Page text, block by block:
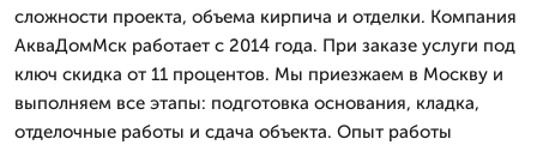
сложности проекта, объема кирпича и отделки. Компания
АкваДомМск работает с 2014 года. При заказе услуги под
ключ скидка от 11 процентов. Мы приезжаем в Москву и
выполняем все этапы: подготовка основания, кладка,
отделочные работы и сдача объекта. Опыт работы